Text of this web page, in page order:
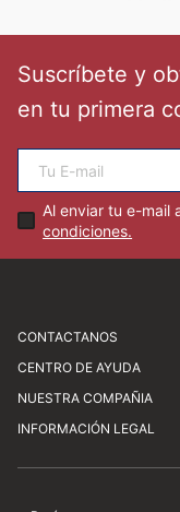
Suscríbete y
en tu primera
Al enviar tu e-mail
condiciones.
CONTACTANOS
Av. Javier Prado Este
(01) 480 0077
CENTRO DE AYUDA
Preguntas frecuentes
Consultas y sugerencias
NUESTRA COMPAÑIA
Sobre nosotros
INFORMACIÓN LEGAL